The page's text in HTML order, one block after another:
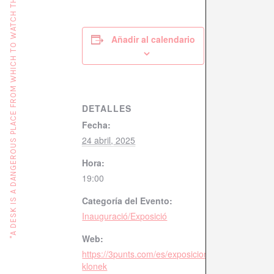
Añadir al calendario
DETALLES
Fecha:
24 abril, 2025
Hora:
19:00
Categoría del Evento:
Inauguració/Exposició
Web:
https://3punts.com/es/exposicion/carving-stories-
klonek